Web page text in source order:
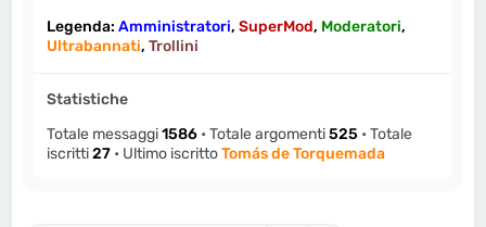
Legenda:Amministratori,SuperMod, Moderatori,
Ultrabannati,Trollini
Statistiche
Totale messaggi1586 • Totale argomenti525 • Totale
iscritti27 • Ultimo iscrittoTomás de Torquemada